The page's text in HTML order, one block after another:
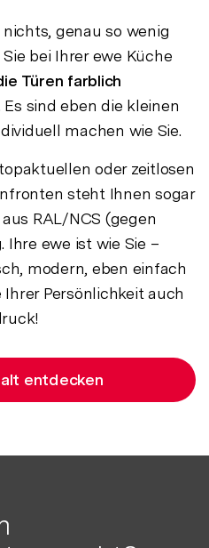
genau so wenig
bei Ihrer ewe Küche
Türen farblich
Es sind eben die kleinen
machen wie Sie.
oder zeitlosen
steht Ihnen sogar
RAL/NCS (gegen
ewe ist wie Sie –
modern, eben einfach
Persönlichkeit auch
entdecken